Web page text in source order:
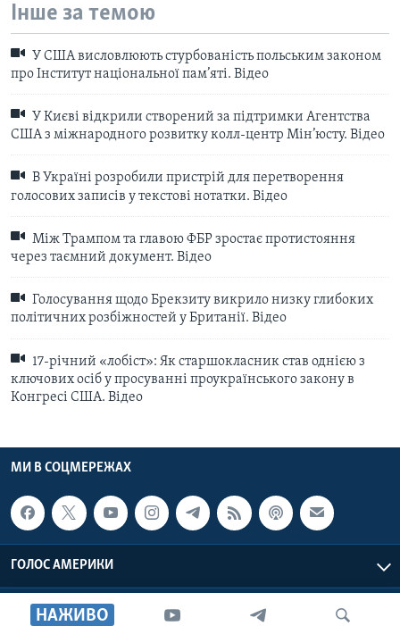
НАЖИВО
Інше за темою
У США висловлюють стурбованість польським законом
про Інститут національної пам’яті. Відео
У Києві відкрили створений за підтримки Агентства
США з міжнародного розвитку колл-центр Мін’юсту. Відео
В Україні розробили пристрій для перетворення
голосових записів у текстові нотатки. Відео
Між Трампом та главою ФБР зростає протистояння
через таємний документ. Відео
Голосування щодо Брекзиту викрило низку глибоких
політичних розбіжностей у Британії. Відео
17-річний «лобіст»: Як старшокласник став однією з
ключових осіб у просуванні проукраїнського закону в
Конгресі США. Відео
МИ В СОЦМЕРЕЖАХ
ГОЛОС АМЕРИКИ
Голос Америки © 2026 VOA, Inc. Всі права захищені